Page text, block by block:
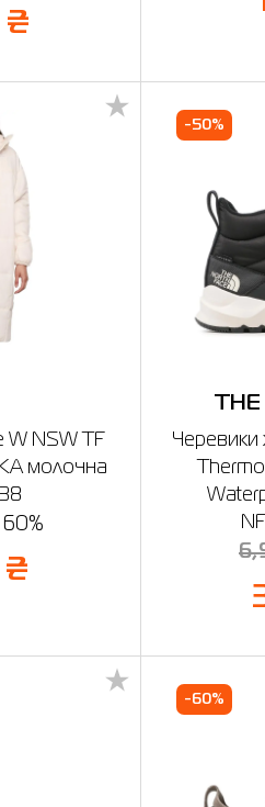
₴
W NSW TF
молочна
60%
₴
-50%
Черевики
-60%